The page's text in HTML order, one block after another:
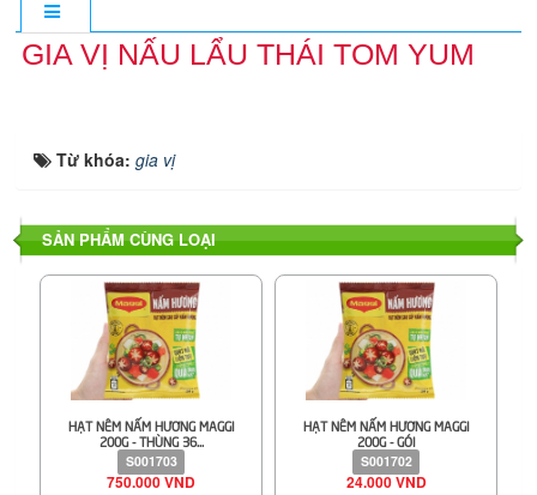
GIA VỊ NẤU LẨU THÁI TOM YUM
Từ khóa: gia vị
SẢN PHẨM CÙNG LOẠI
HẠT NÊM NẤM HƯƠNG MAGGI
200G - THÙNG 36...
S001703
750.000 VND
HẠT NÊM NẤM HƯƠNG MAGGI
200G - GÓI
S001702
24.000 VND